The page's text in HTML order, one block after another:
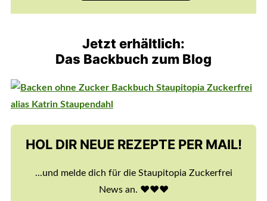
Jetzt erhältlich:
Das Backbuch zum Blog
HOL DIR NEUE REZEPTE PER MAIL!
...und melde dich für die Staupitopia Zuckerfrei
News an. ♥️♥️♥️